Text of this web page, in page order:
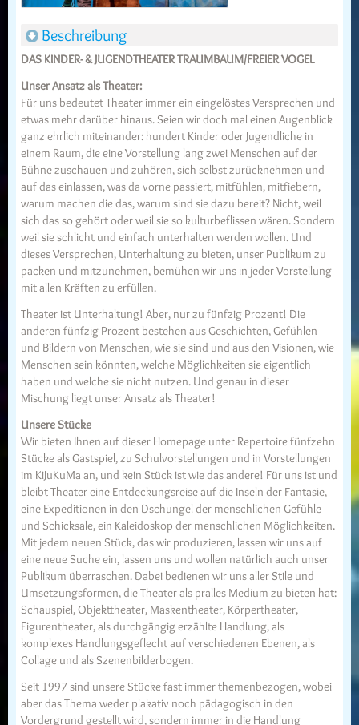
Beschreibung
DAS KINDER- & JUGENDTHEATER TRAUMBAUM/FREIER VOGEL
Unser Ansatz als Theater:
Für uns bedeutet Theater immer ein eingelöstes Versprechen und
etwas mehr darüber hinaus. Seien wir doch mal einen Augenblick
ganz ehrlich miteinander: hundert Kinder oder Jugendliche in
einem Raum, die eine Vorstellung lang zwei Menschen auf der
Bühne zuschauen und zuhören, sich selbst zurücknehmen und
auf das einlassen, was da vorne passiert, mitfühlen, mitfiebern,
warum machen die das, warum sind sie dazu bereit? Nicht, weil
sich das so gehört oder weil sie so kulturbeflissen wären. Sondern
weil sie schlicht und einfach unterhalten werden wollen. Und
dieses Versprechen, Unterhaltung zu bieten, unser Publikum zu
packen und mitzunehmen, bemühen wir uns in jeder Vorstellung
mit allen Kräften zu erfüllen.
Theater ist Unterhaltung! Aber, nur zu fünfzig Prozent! Die
anderen fünfzig Prozent bestehen aus Geschichten, Gefühlen
und Bildern von Menschen, wie sie sind und aus den Visionen, wie
Menschen sein könnten, welche Möglichkeiten sie eigentlich
haben und welche sie nicht nutzen. Und genau in dieser
Mischung liegt unser Ansatz als Theater!
Unsere Stücke
Wir bieten Ihnen auf dieser Homepage unter Repertoire fünfzehn
Stücke als Gastspiel, zu Schulvorstellungen und in Vorstellungen
im KiJuKuMa an, und kein Stück ist wie das andere! Für uns ist und
bleibt Theater eine Entdeckungsreise auf die Inseln der Fantasie,
eine Expeditionen in den Dschungel der menschlichen Gefühle
und Schicksale, ein Kaleidoskop der menschlichen Möglichkeiten.
Mit jedem neuen Stück, das wir produzieren, lassen wir uns auf
eine neue Suche ein, lassen uns und wollen natürlich auch unser
Publikum überraschen. Dabei bedienen wir uns aller Stile und
Umsetzungsformen, die Theater als pralles Medium zu bieten hat:
Schauspiel, Objekttheater, Maskentheater, Körpertheater,
Figurentheater, als durchgängig erzählte Handlung, als
komplexes Handlungsgeflecht auf verschiedenen Ebenen, als
Collage und als Szenenbilderbogen.
Seit 1997 sind unsere Stücke fast immer themenbezogen, wobei
aber das Thema weder plakativ noch pädagogisch in den
Vordergrund gestellt wird, sondern immer in die Handlung